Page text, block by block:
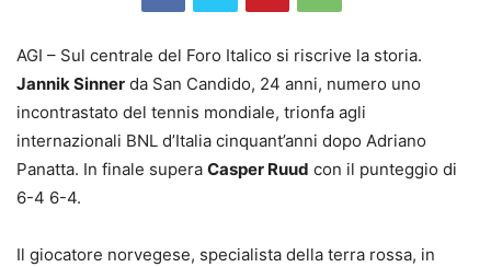
AGI – Sul centrale del Foro Italico si riscrive la storia.
Jannik Sinner da San Candido, 24 anni, numero uno
incontrastato del tennis mondiale, trionfa agli
internazionali BNL d’Italia cinquant’anni dopo Adriano
Panatta. In finale supera Casper Ruud con il punteggio di
6-4 6-4.
Il giocatore norvegese, specialista della terra rossa, in